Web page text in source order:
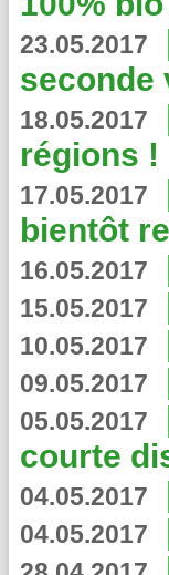
23.05.2017
seconde
18.05.2017
régions !
17.05.2017
bientôt
16.05.2017
15.05.2017
10.05.2017
09.05.2017
05.05.2017
courte
04.05.2017
04.05.2017